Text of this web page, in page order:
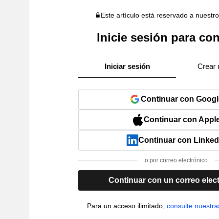
Este artículo está reservado a
Inicie sesión para
Iniciar sesión Crear
Continuar con
Continuar con
Continuar con
o por correo electrónico
Continuar con un correo
Para un acceso ilimitado, consulte